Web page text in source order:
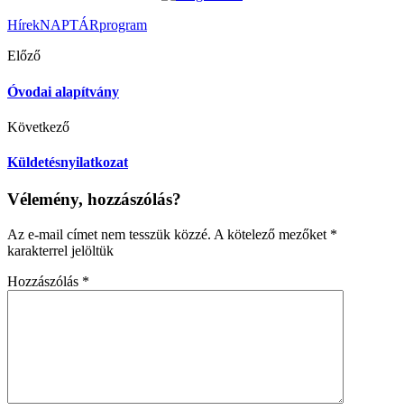
HírekNAPTÁRprogram
Előző
Óvodai alapítvány
Következő
Küldetésnyilatkozat
Vélemény, hozzászólás?
Az e-mail címet nem tesszük közzé. A kötelező mezőket *
karakterrel jelöltük
Hozzászólás *